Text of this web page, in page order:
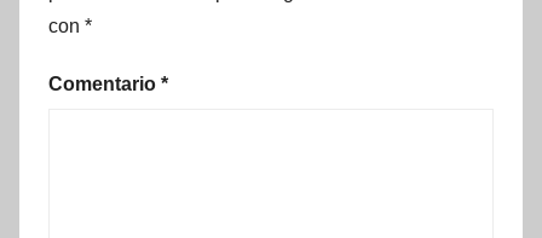
con *
Comentario *